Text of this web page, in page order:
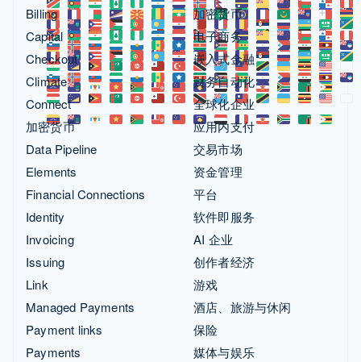
Billing
Capital
Checkout
Climate
Connect
加密货币
Data Pipeline
Elements
Financial Connections
Identity
Invoicing
Issuing
Link
Managed Payments
Payment links
Payments
加密货币
电子商务
嵌入式金融
财务自动化
全球化企业
应用内支付
交易市场
资金管理
平台
软件即服务
AI 企业
创作者经济
游戏
酒店、旅游与休闲
保险
媒体与娱乐